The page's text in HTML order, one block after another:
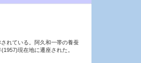
れている。阿久和一帯の養蚕
現在地に遷座された。